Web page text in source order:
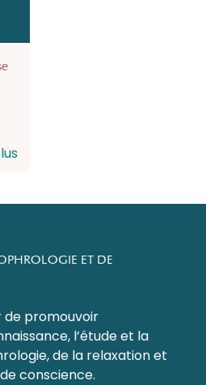
ET DE
de promouvoir
l’étude et la
de la relaxation et
conscience.